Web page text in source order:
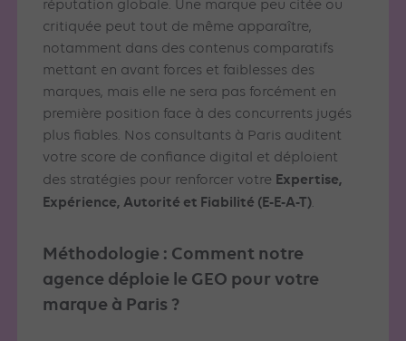
réputation globale. Une marque peu citée ou
critiquée peut tout de même apparaître,
notamment dans des contenus comparatifs
mettant en avant forces et faiblesses des
marques, mais elle ne sera pas forcément en
première position face à des concurrents jugés
plus fiables. Nos consultants à Paris auditent
votre score de confiance digital et déploient
des stratégies pour renforcer votre Expertise,
Expérience, Autorité et Fiabilité (E-E-A-T).
Méthodologie : Comment notre
agence déploie le GEO pour votre
marque à Paris ?